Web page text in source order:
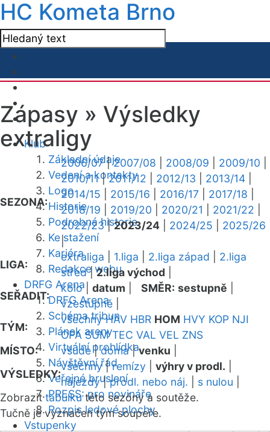
HC Kometa Brno
Klub
Základní údaje
Vedení a kontakty
Logo
Historie
Podrobná historie
Ke stažení
Kariéra
Redakce webu
DRFG Arena
DRFG Arena
Schéma tribun
Plánek areny
Virtuální prohlídka
Návštěvní řád
Veřejné bruslení
PRESS: pro novináře
Rozpis ledové plochy
Vstupenky
Zápasy » Výsledky
extraligy
SEZONA:
2006/07|2007/08 2008/09 2009/10
2010/11|2011/12 2012/13 2013/14
2014/15
2015/16 2016/17 2017/18
2018/19
2019/20 2020/21 2021/22
2022/23|2023/24 2024/25
2025/26
|
LIGA:
extraliga 1.liga 2.liga západ
2.liga
střed|2.liga východ
SEŘADIT:
kolo| datum SMĚR: sestupně
vzestupně
TÝM:
všechny HAV HBR HOM HVY KOP NJI
OPA SUM TEC VAL VEL ZNS
MÍSTO:
všude|doma|venku
VÝSLEDKY:
všechny|remízy výhry v prodl.
nájezdy|prodl. nebo náj. s nulou
Zobrazittabulkutéto sezóny a soutěže.
Tučně je vyznačen tým soupeře.